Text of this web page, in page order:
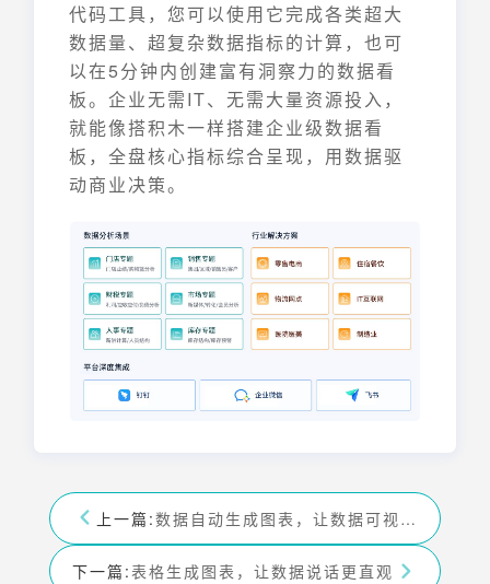
代码工具，您可以使用它完成各类超大
数据量、超复杂数据指标的计算，也可
以在5分钟内创建富有洞察力的数据看
板。企业无需IT、无需大量资源投入，
就能像搭积木一样搭建企业级数据看
板，全盘核心指标综合呈现，用数据驱
动商业决策。
上一篇: 数据自动生成图表，让数据可视化更简单
下一篇: 表格生成图表，让数据说话更直观